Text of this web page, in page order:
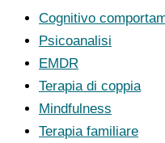
Cognitivo
Psicoanalisi
EMDR
Terapia di coppia
Mindfulness
Terapia familiare